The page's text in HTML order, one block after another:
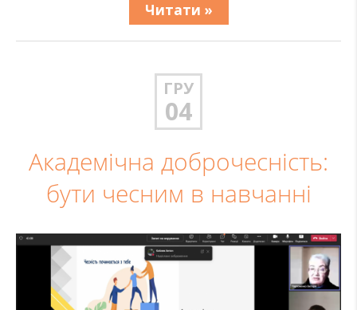
Читати »
ГРУ
04
Академічна доброчесність:
бути чесним в навчанні